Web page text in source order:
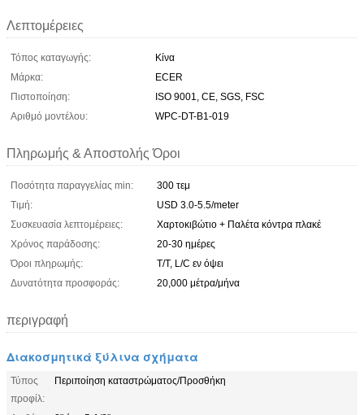
Λεπτομέρειες
Τόπος καταγωγής:
Κίνα
Μάρκα:
ECER
Πιστοποίηση:
ISO 9001, CE, SGS, FSC
Αριθμό μοντέλου:
WPC-DT-B1-019
Πληρωμής & Αποστολής Όροι
Ποσότητα παραγγελίας min:
300 τεμ
Τιμή:
USD 3.0-5.5/meter
Συσκευασία λεπτομέρειες:
Χαρτοκιβώτιο + Παλέτα κόντρα πλακέ
Χρόνος παράδοσης:
20-30 ημέρες
Όροι πληρωμής:
T/T, L/C εν όψει
Δυνατότητα προσφοράς:
20,000 μέτρα/μήνα
περιγραφή
Διακοσμητικά ξύλινα σχήματα
Τύπος
προφίλ:
Περιποίηση καταστρώματος/Προσθήκη